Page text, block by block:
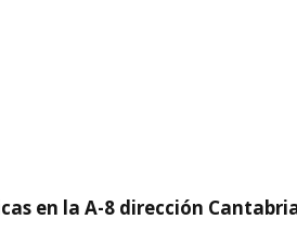
en la A-8 dirección